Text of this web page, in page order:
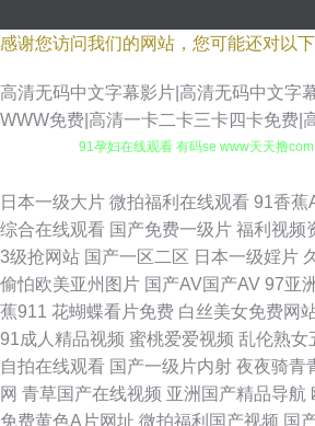
感谢您访问我们的网站，您可能还对以
高清无码中文字幕影片|高清无码中文字
WWW免费|高清一卡二卡三卡四卡免费|
91孕妇在线观看 有码se www天天撸
频 激情小说亚洲性图 午夜色网站 91看
色网入口站未满18 日韩欧美国产精码蜜
91视频在线观看导航 黑丝视频 色五月
一区二区 91免费福利视频 成人小视频
日本一级大片 微拍福利在线观看 91香蕉
综合在线观看 国产免费一级片 福利视频
3级抢网站 国产一区二区 日本一级婬片
偷怕欧美亚州图片 国产AV国产AV 97亚
蕉911 花蝴蝶看片免费 白丝美女免费网
91成人精品视频 蜜桃爱爱视频 乱伦熟女
自拍在线观看 国产一级片内射 夜夜骑青
网 青草国产在线视频 亚洲国产精品导航
免费黄色A片网址 微拍福利国产视频 国